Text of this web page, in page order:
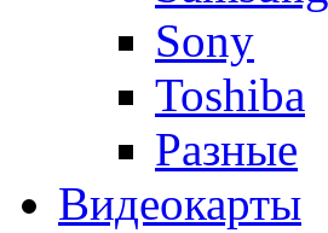
Sony
Toshiba
Разные
Видеокарты